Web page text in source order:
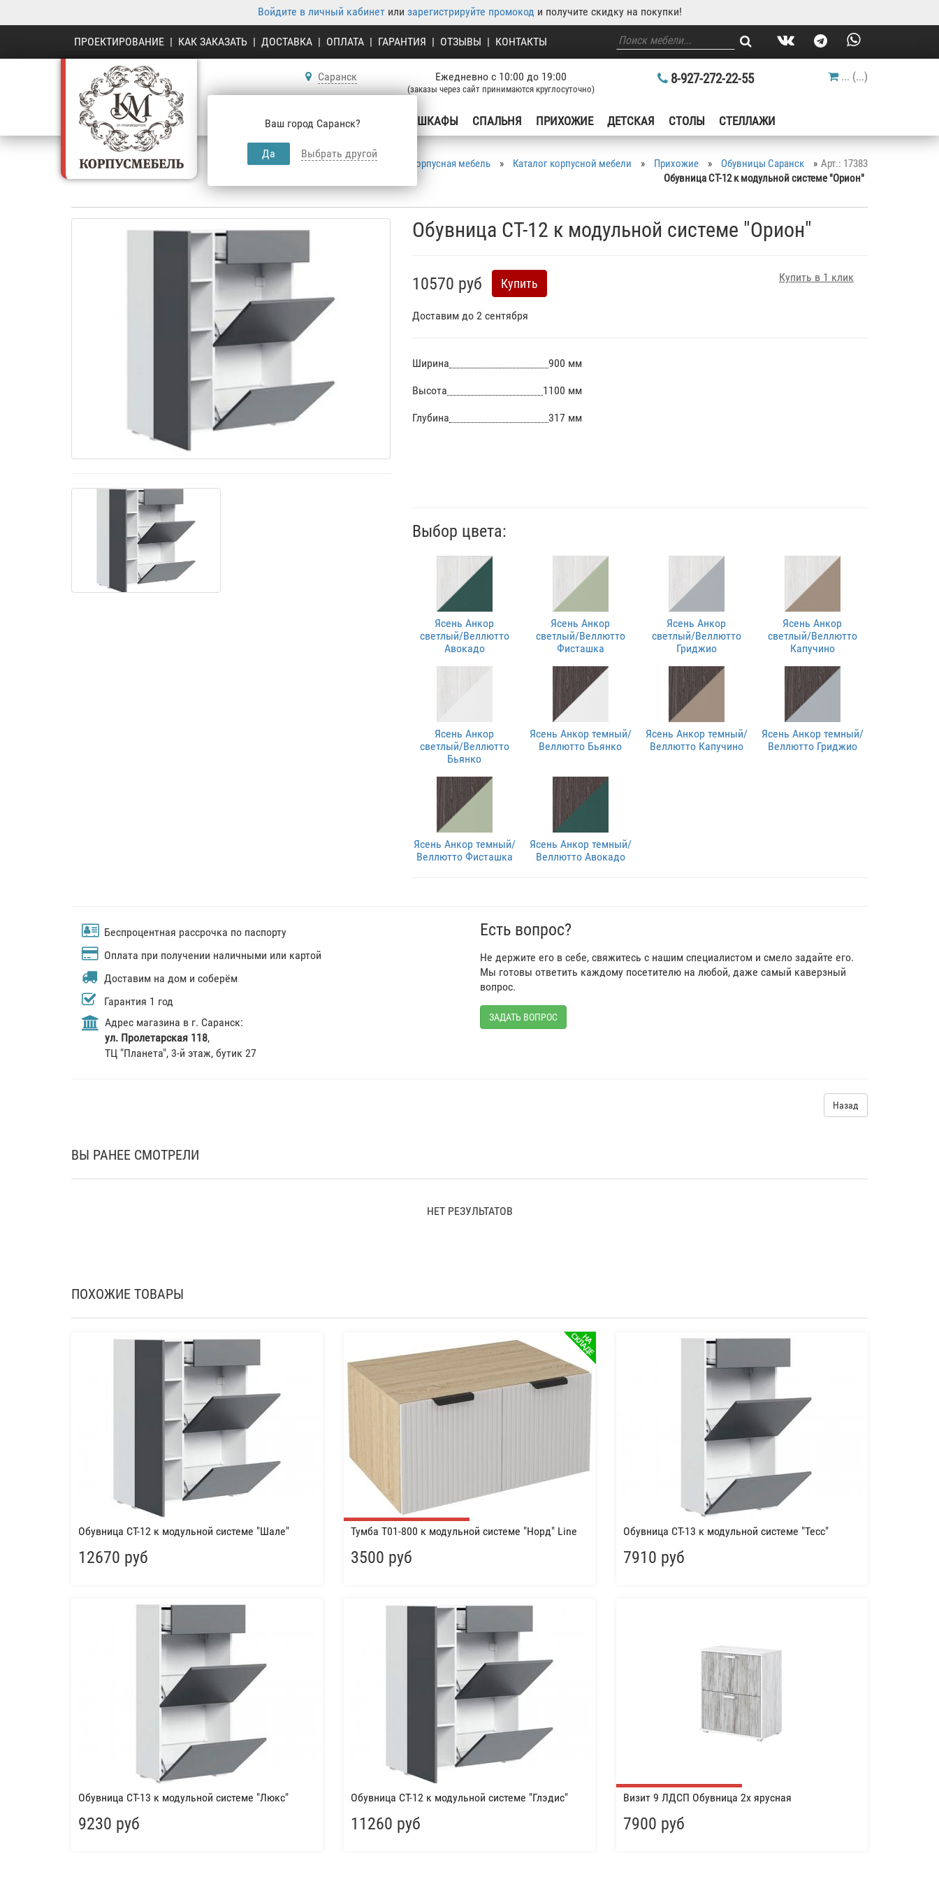
Войдите в личный кабинетили зарегистрируйте промокод и получите скидку на покупки!
ПРОЕКТИРОВАНИЕ | КАК ЗАКАЗАТЬ | ДОСТАВКА | ОПЛАТА | ГАРАНТИЯ | ОТЗЫВЫ | КОНТАКТЫ
Саранск
Ваш город Саранск?
Да Выбрать другой
Ежедневно с 10:00 до 19:00
(заказы через сайт принимаются круглосуточно)
8-927-272-22-55 ... (...)
КУХНЯ ГОСТИНЫЕ ШКАФЫ СПАЛЬНЯ ПРИХОЖИЕ ДЕТСКАЯ СТОЛЫ СТЕЛЛАЖИ
Арт.: 17383
Корпусная мебель » Каталог корпусной мебели » Прихожие » Обувницы Саранск
»
Обувница СТ-12 к модульной системе "Орион"
Обувница СТ-12 к модульной системе "Орион"
Купить в 1 клик
10570 руб Купить
Доставим до 2 сентября
Ширина 900 мм
Высота 1100 мм
Глубина 317 мм
Выбор цвета:
Ясень Анкор
светлый/Веллютто
Авокадо
Ясень Анкор
светлый/Веллютто
Фисташка
Ясень Анкор
светлый/Веллютто
Гриджио
Ясень Анкор
светлый/Веллютто
Капучино
Ясень Анкор
светлый/Веллютто
Бьянко
Ясень Анкор темный/
Веллютто Бьянко
Ясень Анкор темный/
Веллютто Капучино
Ясень Анкор темный/
Веллютто Гриджио
Ясень Анкор темный/
Веллютто Фисташка
Ясень Анкор темный/
Веллютто Авокадо
Беспроцентная рассрочка по паспорту
Оплата при получении наличными или картой
Доставим на дом и соберём
Гарантия 1 год
Адрес магазина в г. Саранск:
ул. Пролетарская 118,
ТЦ "Планета", 3-й этаж, бутик 27
Есть вопрос?
Не держите его в себе, свяжитесь с нашим специалистом и смело задайте его.
Мы готовы ответить каждому посетителю на любой, даже самый каверзный
вопрос.
ЗАДАТЬ ВОПРОС
Назад
ВЫ РАНЕЕ СМОТРЕЛИ
НЕТ РЕЗУЛЬТАТОВ
ПОХОЖИЕ ТОВАРЫ
Обувница СТ-12 к модульной системе "Шале"
12670 руб
Тумба Т01-800 к модульной системе "Норд" Line
3500 руб
Обувница СТ-13 к модульной системе "Тесс"
7910 руб
Обувница СТ-13 к модульной системе "Люкс"
9230 руб
Обувница СТ-12 к модульной системе "Глэдис"
11260 руб
Визит 9 ЛДСП Обувница 2х ярусная
7900 руб